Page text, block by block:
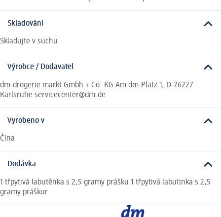
Skladování
Skladujte v suchu.
Výrobce / Dodavatel
dm-drogerie markt Gmbh + Co. KG Am dm-Platz 1, D-76227
Karlsruhe servicecenter@dm.de
Vyrobeno v
Čína
Dodávka
1 třpytivá labutěnka s 2,5 gramy prášku 1 třpytivá labutinka s 2,5
gramy práškur